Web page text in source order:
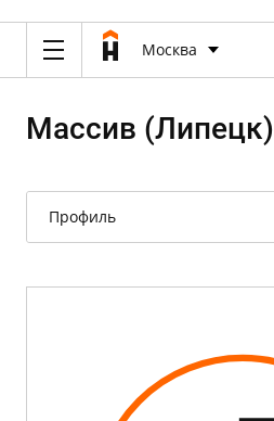
Москва
Массив (Липецк)
Профиль